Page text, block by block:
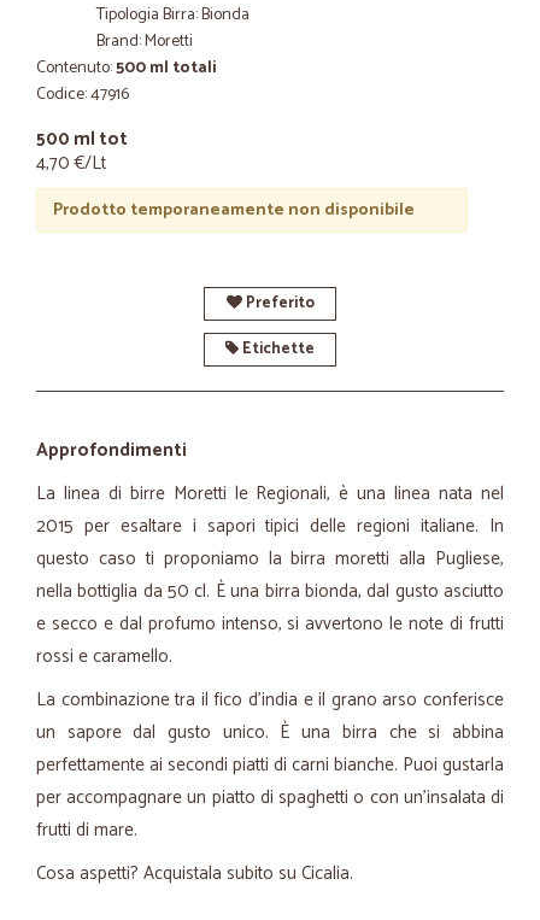
Tipologia Birra: Bionda
Brand: Moretti
Contenuto:500 ml totali
Codice: 47916
500 ml tot
4,70 €/Lt
Prodotto temporaneamente non disponibile
Preferito
Etichette
Approfondimenti
La linea di birre Moretti le Regionali, è una linea nata nel
2015 per esaltare i sapori tipici delle regioni italiane. In
questo caso ti proponiamo la birra moretti alla Pugliese,
nella bottiglia da 50 cl. È una birra bionda, dal gusto asciutto
e secco e dal profumo intenso, si avvertono le note di frutti
rossi e caramello.
La combinazione tra il fico d’india e il grano arso conferisce
un sapore dal gusto unico. È una birra che si abbina
perfettamente ai secondi piatti di carni bianche. Puoi gustarla
per accompagnare un piatto di spaghetti o con un’insalata di
frutti di mare.
Cosa aspetti? Acquistala subito su Cicalia.